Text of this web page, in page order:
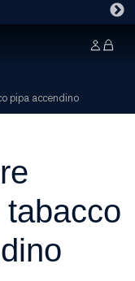
pipa accendino